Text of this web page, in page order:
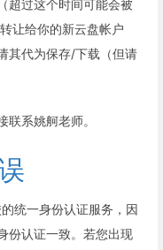
超过这个时间可能会被
让给你的新云盘帐户
其代为保存/下载（但请
系姚舸老师。
统一身份认证服务，因
份认证一致。若您出现